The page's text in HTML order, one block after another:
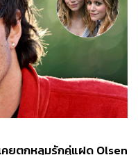
คยตกหลุมรักคู่แฝด Olsen